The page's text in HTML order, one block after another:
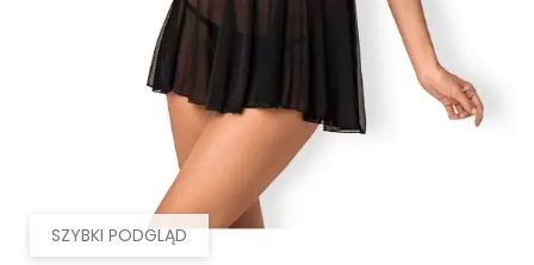
SZYBKI PODGLĄD